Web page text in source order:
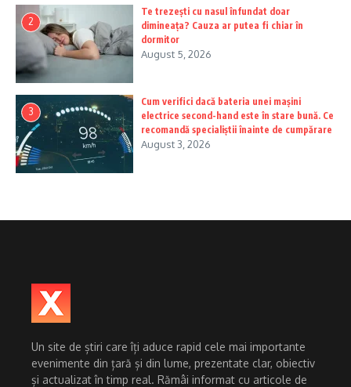
2
Te trezești cu nasul înfundat doar
dimineața? Cauza ar putea fi chiar în
dormitor
August 5, 2026
3
Cum verifici dacă bateria unei mașini
electrice second-hand este în stare bună. Ce
recomandă specialiștii înainte de cumpărare
August 3, 2026
Un site de știri care îți aduce rapid cele mai importante
evenimente din țară și din lume, prezentate clar, obiectiv
și actualizat în timp real. Rămâi informat cu articole de